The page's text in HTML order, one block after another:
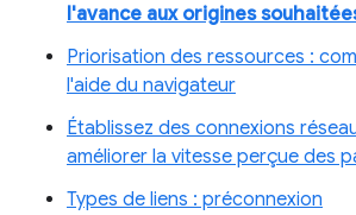
l'avance aux origines
Priorisation des ressources :
l'aide du navigateur
Établissez des connexions
améliorer la vitesse perçue des
Types de liens : préconnexion